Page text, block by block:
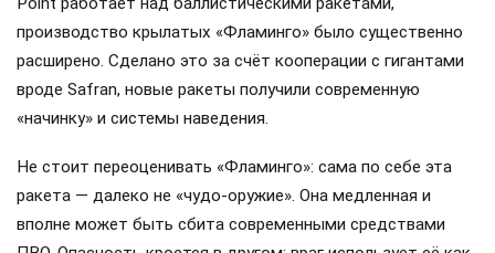
производство крылатых «Фламинго» было существенно
расширено. Сделано это за счёт кооперации с гигантами
вроде Safran, новые ракеты получили современную
«начинку» и системы наведения.
Не стоит переоценивать «Фламинго»: сама по себе эта
ракета — далеко не «чудо-оружие». Она медленная и
вполне может быть сбита современными средствами